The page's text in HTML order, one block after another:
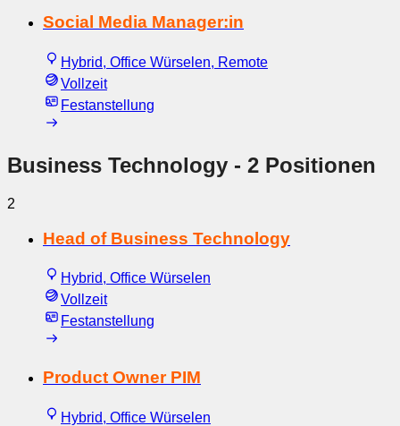
Social Media Manager:in
Hybrid, Office Würselen, Remote
Vollzeit
Festanstellung
Business Technology - 2 Positionen
2
Head of Business Technology
Hybrid, Office Würselen
Vollzeit
Festanstellung
Product Owner PIM
Hybrid, Office Würselen